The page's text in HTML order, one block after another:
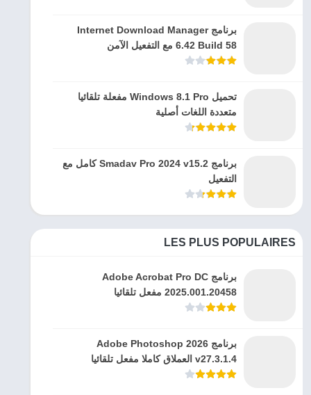
برنامج Internet Download Manager
6.42 Build 58 مع التفعيل الآمن
تحميل Windows 8.1 Pro مفعلة تلقائيا
متعددة اللغات أصلية
برنامج Smadav Pro 2024 v15.2 كامل مع
التفعيل
LES PLUS POPULAIRES
برنامج Adobe Acrobat Pro DC
2025.001.20458 مفعل تلقائيا
برنامج Adobe Photoshop 2026
v27.3.1.4 العملاق كاملا مفعل تلقائيا